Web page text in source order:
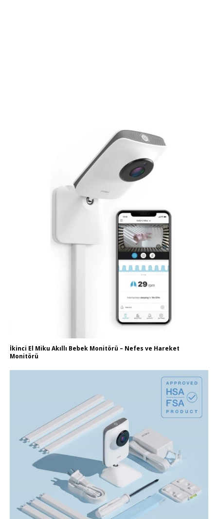
İkinci El Miku Akıllı Bebek Monitörü – Nefes ve Hareket
Monitörü